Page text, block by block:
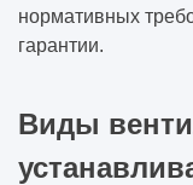
нормативных
гарантии.
Виды